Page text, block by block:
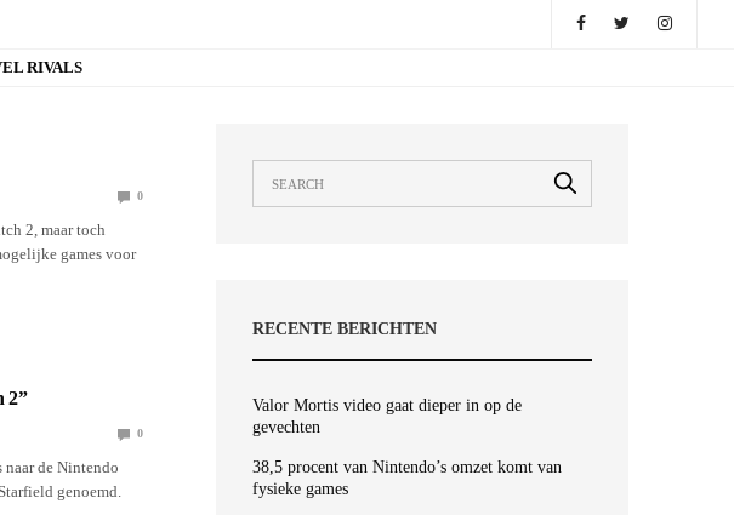
RIVALS
0
2, maar toch
games voor
2”
0
de Nintendo
genoemd.
RECENTE BERICHTEN
Valor Mortis video gaat dieper in op de
gevechten
38,5 procent van Nintendo’s omzet komt van
fysieke games